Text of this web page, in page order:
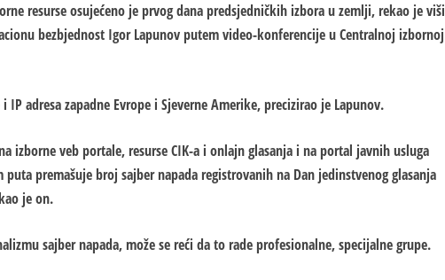
resurse osujećeno je prvog dana predsjedničkih izbora u zemlji, rekao je viši
bezbjednost Igor Lapunov putem video-konferencije u Centralnoj izbornoj
adresa zapadne Еvrope i Sjeverne Amerike, precizirao je Lapunov.
izborne veb portale, resurse CIK-a i onlajn glasanja i na portal javnih usluga
premašuje broj sajber napada registrovanih na Dan jedinstvenog glasanja
je on.
sajber napada, može se reći da to rade profesionalne, specijalne grupe.